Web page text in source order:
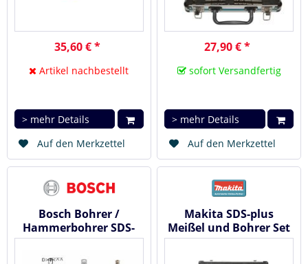
35,60 € *
Artikel nachbestellt
> mehr Details
Auf den Merkzettel
27,90 € *
sofort Versandfertig
> mehr Details
Auf den Merkzettel
Bosch Bohrer /
Hammerbohrer SDS-
max-7 16x400x540 mm
2608586752
Makita SDS-plus
Meißel und Bohrer Set
17 tlg. im Alukoffer D-